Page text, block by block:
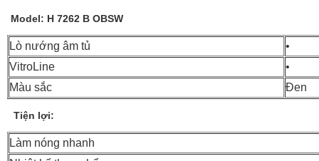
Model: H 7262 B OBSW
Lò nướng âm tủ
•
VitroLine
•
Màu sắc
Đen
Tiện lợi:
Làm nóng nhanh